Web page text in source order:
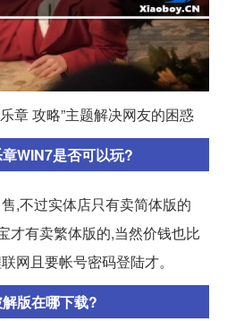
章 攻略”主题解决网友的困惑
WIN7是否可以玩?
,不过实体店只有卖简体版的
才有卖繁体版的,当然价钱也比
网且要帐号密码登陆才。
版在哪下载?